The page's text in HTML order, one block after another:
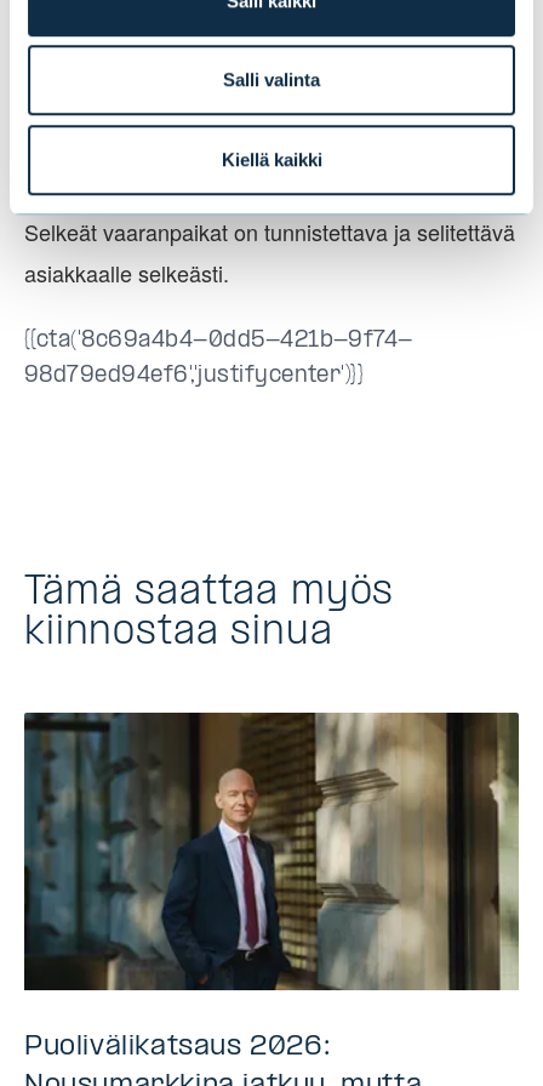
Salli valinta
Kiellä kaikki
syvältä maalaisjärkisen tuotesuunnittelun
uumenista.
Asiakasvastuullinen työntekijä on stewardship-
kulttuurissa usein myös mentori. Mentori kertoo
asiakkaalle finanssimaailman realiteeteista.
Selkeät vaaranpaikat on tunnistettava ja selitettävä
asiakkaalle selkeästi.
{{cta('8c69a4b4-0dd5-421b-9f74-
98d79ed94ef6','justifycenter')}}
Tämä saattaa myös
kiinnostaa sinua
Puolivälikatsaus 2026: